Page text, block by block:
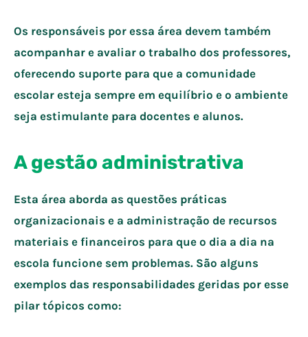
Os responsáveis por essa área devem também
acompanhar e avaliar o trabalho dos professores,
oferecendo suporte para que a comunidade
escolar esteja sempre em equilíbrio e o ambiente
seja estimulante para docentes e alunos.
A gestão administrativa
Esta área aborda as questões práticas
organizacionais e a administração de recursos
materiais e financeiros para que o dia a dia na
escola funcione sem problemas. São alguns
exemplos das responsabilidades geridas por esse
pilar tópicos como: